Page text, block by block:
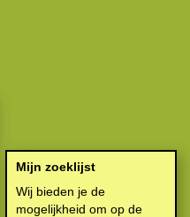
Mijn zoeklijst
Wij bieden je de
mogelijkheid om op de